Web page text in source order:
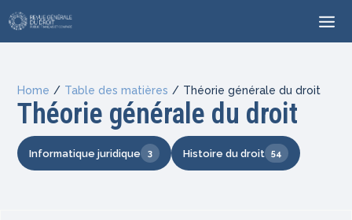
Home / Table des matières / Théorie générale du droit
Théorie générale du droit
Informatique juridique 3 Histoire du droit 54